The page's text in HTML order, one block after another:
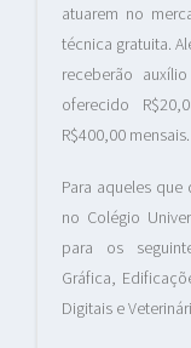
atuarem no
técnica gratuita.
receberão
oferecido
R$400,00 mensais.
Para aqueles
no Colégio
para os
Gráfica,
Digitais e